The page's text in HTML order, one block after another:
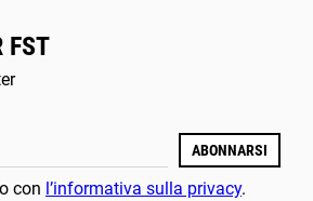
FST
ABONNARSI
con l’informativa sulla privacy.